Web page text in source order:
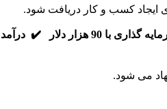
ایجاد کسب و کار دریافت شود.
با 90 هزار دلار
می شود.